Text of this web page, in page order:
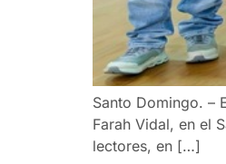
Santo Domingo. –
Farah Vidal, en el
lectores, en […]